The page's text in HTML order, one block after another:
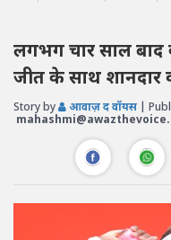
लगभग चार साल बाद
जीत के साथ शानदार
Story by आवाज़ द वॉयस
|